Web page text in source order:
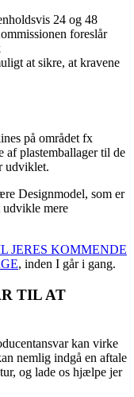
24 og 48
foreslår
at sikre, at kravene
på området fx
af plastemballager til de
udviklet.
Designmodel, som er
mere
JERES KOMMENDE
, inden I går i gang.
TIL AT
kan virke
nemlig indgå en aftale
og lade os hjælpe jer